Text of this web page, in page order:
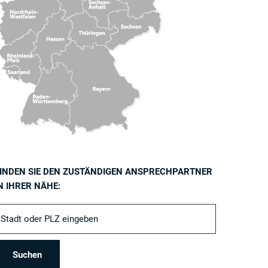
SIE DEN ZUSTÄNDIGEN ANSPRECHPARTNER
IHRER NÄHE: